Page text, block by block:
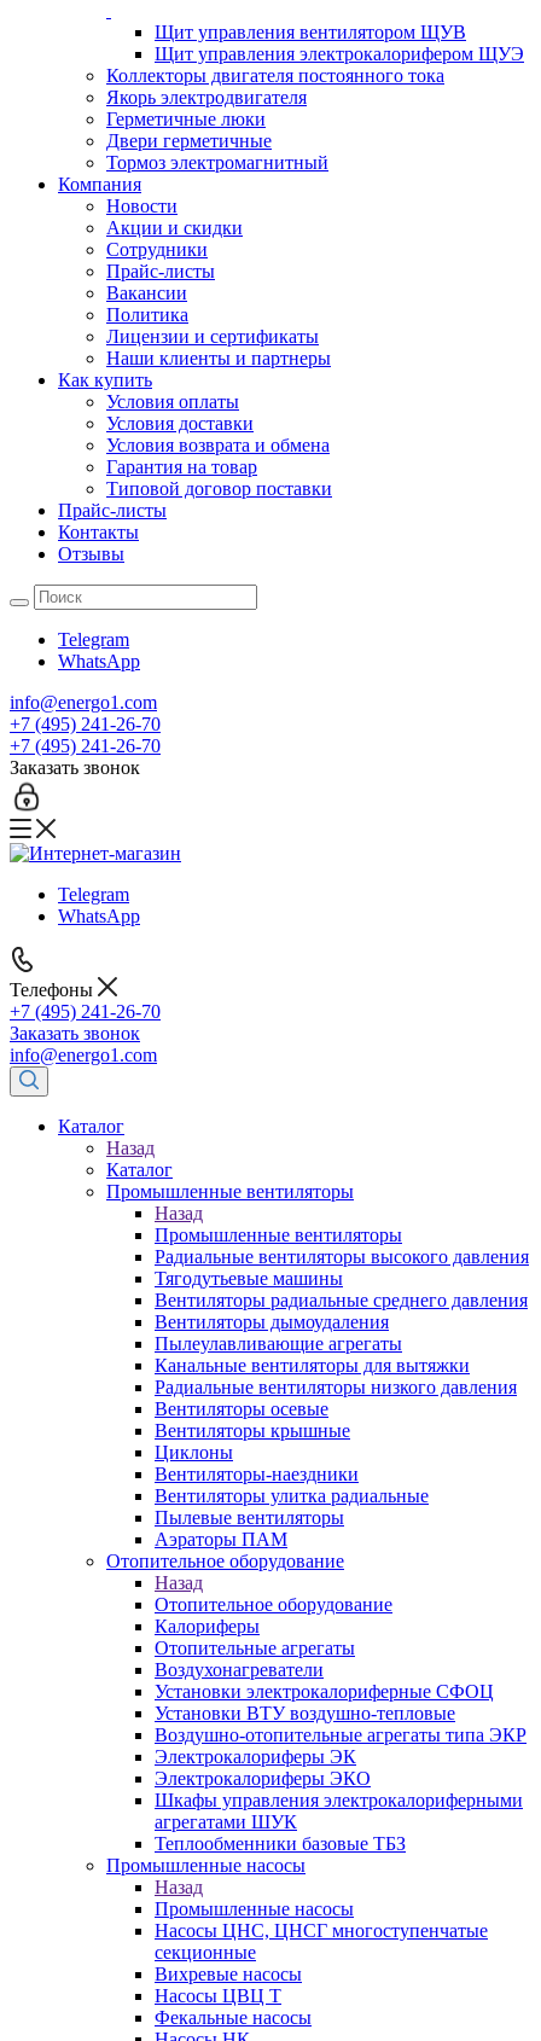
Щит управления вентилятором ЩУВ
Щит управления электрокалорифером ЩУЭ
Коллекторы двигателя постоянного тока
Якорь электродвигателя
Герметичные люки
Двери герметичные
Тормоз электромагнитный
Компания
Новости
Акции и скидки
Сотрудники
Прайс-листы
Вакансии
Политика
Лицензии и сертификаты
Наши клиенты и партнеры
Как купить
Условия оплаты
Условия доставки
Условия возврата и обмена
Гарантия на товар
Типовой договор поставки
Прайс-листы
Контакты
Отзывы
Telegram
WhatsApp
info@energo1.com
+7 (495) 241-26-70
+7 (495) 241-26-70
Заказать звонок
Telegram
WhatsApp
Телефоны
+7 (495) 241-26-70
Заказать звонок
info@energo1.com
Каталог
Назад
Каталог
Промышленные вентиляторы
Назад
Промышленные вентиляторы
Радиальные вентиляторы высокого давления
Тягодутьевые машины
Вентиляторы радиальные среднего давления
Вентиляторы дымоудаления
Пылеулавливающие агрегаты
Канальные вентиляторы для вытяжки
Радиальные вентиляторы низкого давления
Вентиляторы осевые
Вентиляторы крышные
Циклоны
Вентиляторы-наездники
Вентиляторы улитка радиальные
Пылевые вентиляторы
Аэраторы ПАМ
Отопительное оборудование
Назад
Отопительное оборудование
Калориферы
Отопительные агрегаты
Воздухонагреватели
Установки электрокалориферные СФОЦ
Установки ВТУ воздушно-тепловые
Воздушно-отопительные агрегаты типа ЭКР
Электрокалориферы ЭК
Электрокалориферы ЭКО
Шкафы управления электрокалориферными
агрегатами ШУК
Теплообменники базовые ТБЗ
Промышленные насосы
Назад
Промышленные насосы
Насосы ЦНС, ЦНСГ многоступенчатые
секционные
Вихревые насосы
Насосы ЦВЦ Т
Фекальные насосы